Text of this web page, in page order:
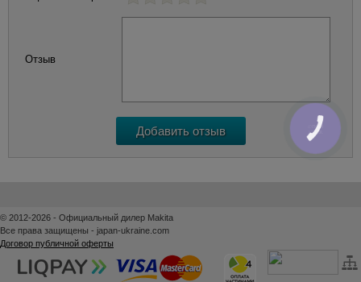
Отзыв
© 2012-2026 - Официальный дилер Makita
Все права защищены - japan-ukraine.com
Договор публичной оферты
КНОПКА
ЗВ'ЯЗКУ